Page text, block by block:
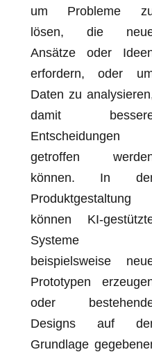
um Probleme
lösen, die
Ansätze oder
erfordern, oder
Daten zu
damit
Entscheidungen
getroffen
können. In
Produktgestaltung
können KI-
Systeme
beispielsweise
Prototypen
oder
Designs auf
Grundlage